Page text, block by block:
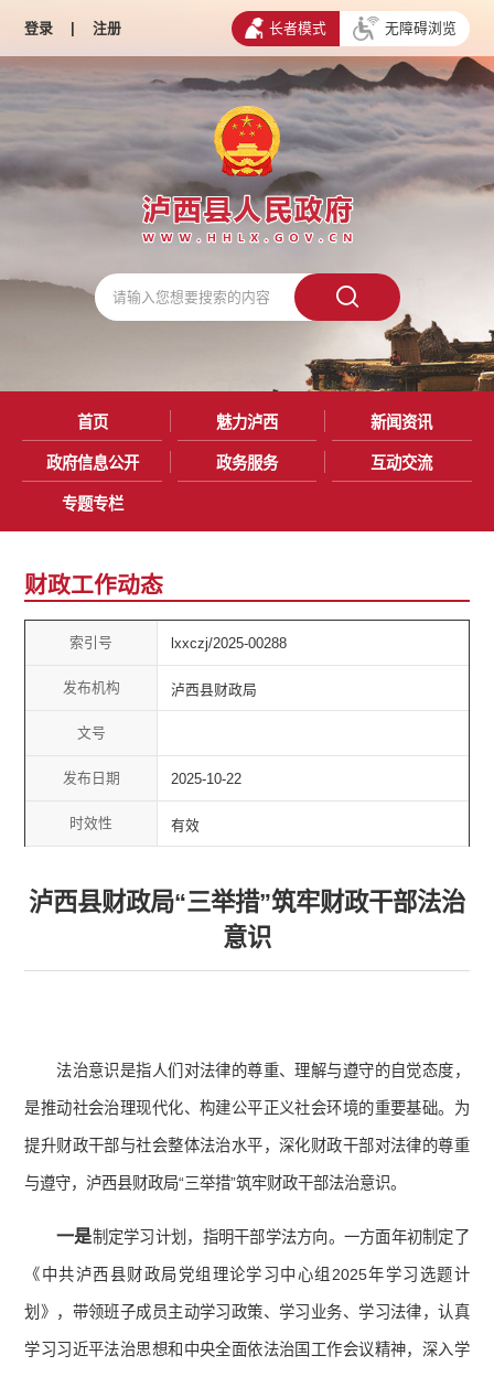
登录 | 注册 长者模式 无障碍浏览
首页 魅力泸西 新闻资讯
政府信息公开 政务服务 互动交流
专题专栏
财政工作动态
索引号 lxxczj/2025-00288
发布机构 泸西县财政局
文号
发布日期 2025-10-22
时效性 有效
泸西县财政局“三举措”筑牢财政干部法治
意识
法治意识是指人们对法律的尊重、理解与遵守的自觉态度，
是推动社会治理现代化、构建公平正义社会环境的重要基础。为
提升财政干部与社会整体法治水平，深化财政干部对法律的尊重
与遵守，泸西县财政局“三举措”筑牢财政干部法治意识。
一是制定学习计划，指明干部学法方向。一方面年初制定了
《中共泸西县财政局党组理论学习中心组2025年学习选题计
划》，带领班子成员主动学习政策、学习业务、学习法律，认真
学习习近平法治思想和中央全面依法治国工作会议精神，深入学